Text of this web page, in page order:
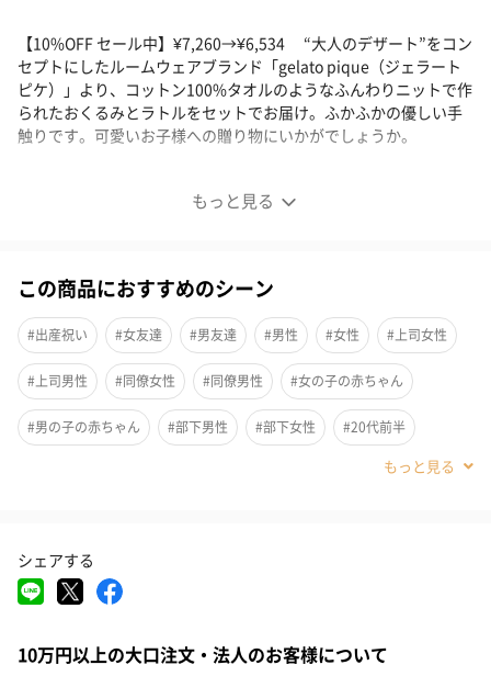
もっと見る
【10%OFF セール中】¥7,260→¥6,534 “大人のデザート”をコン
セプトにしたルームウェアブランド「gelato pique（ジェラート
ピケ）」より、コットン100%タオルのようなふんわりニットで作
られたおくるみとラトルをセットでお届け。ふかふかの優しい手
触りです。可愛いお子様への贈り物にいかがでしょうか。
優しい手触りのおくるみ＆ラトルセット
赤ちゃんの繊細なお肌にふさわしい、コットン100%のタオルのよ
愛いベアデザインをお届け。
この商品におすすめのシーン
#出産祝い #女友達 #男友達 #男性 #女性 #上司女性
#上司男性 #同僚女性 #同僚男性 #女の子の赤ちゃん
#男の子の赤ちゃん #部下男性 #部下女性 #20代前半
シェアする
10万円以上の大口注文・法人のお客様について